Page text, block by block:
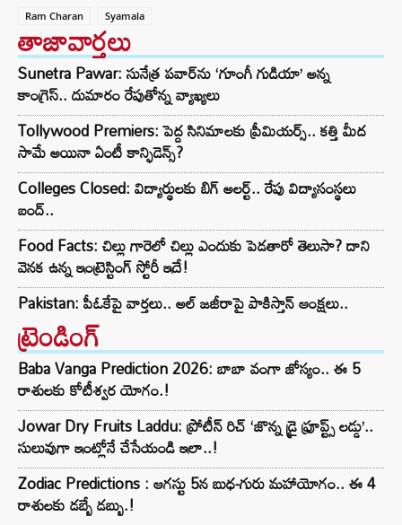
Ram Charan
Syamala
తాజావార్తలు
Sunetra Pawar: సునేత్ర పవార్‌‌ను ‘గూంగీ గుడియా’ అన్న
కాంగ్రెస్.. దుమారం రేపుతోన్న వ్యాఖ్యలు
Tollywood Premiers: పెద్ద సినిమాలకు ప్రీమియర్స్.. కత్తి మీద
సామే అయినా ఏంటీ కాన్ఫిడెన్స్?
Colleges Closed: విద్యార్థులకు బిగ్ అలర్ట్.. రేపు విద్యాసంస్థలు
బంద్..
Food Facts: చిల్లు గారెలో చిల్లు ఎందుకు పెడతారో తెలుసా? దాని
వెనక ఉన్న ఇంట్రెస్టింగ్ స్టోరీ ఇదే!
Pakistan: పీఓకేపై వార్తలు.. అల్ జజీరాపై పాకిస్తాన్ ఆంక్షలు..
ట్రెండింగ్‌
Baba Vanga Prediction 2026: బాబా వంగా జోస్యం.. ఈ 5
రాశులకు కోటీశ్వర యోగం.!
Jowar Dry Fruits Laddu: ప్రోటీన్ రిచ్ ‘జొన్న డ్రై ఫ్రూప్ట్స్ లడ్డు’..
సులువుగా ఇంట్లోనే చేసేయండి ఇలా..!
Zodiac Predictions : ఆగస్టు 5న బుధ-గురు మహాయోగం.. ఈ 4
రాశులకు డబ్బే డబ్బు.!